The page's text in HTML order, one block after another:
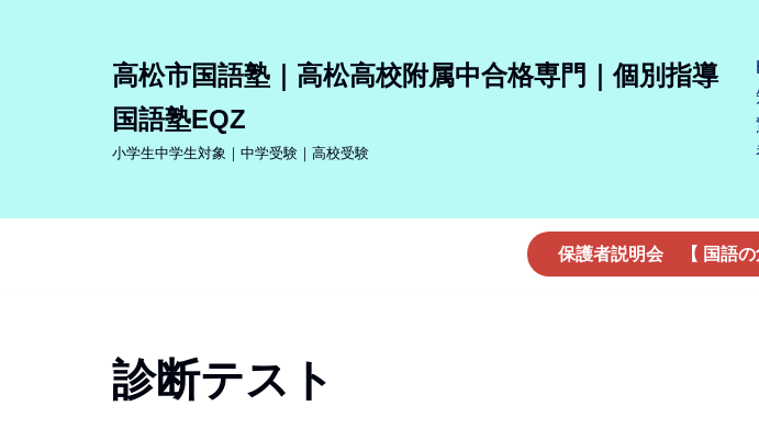
高松市国語塾｜高松高校附属中合格専門｜個別指導
国語塾EQZ
小学生中学生対象｜中学受験｜高校受験
保護者説明会 【 国語の
診断テスト